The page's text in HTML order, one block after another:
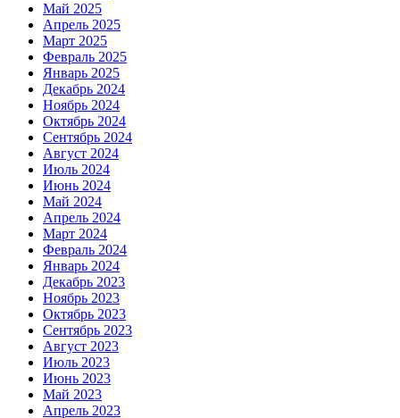
Май 2025
Апрель 2025
Март 2025
Февраль 2025
Январь 2025
Декабрь 2024
Ноябрь 2024
Октябрь 2024
Сентябрь 2024
Август 2024
Июль 2024
Июнь 2024
Май 2024
Апрель 2024
Март 2024
Февраль 2024
Январь 2024
Декабрь 2023
Ноябрь 2023
Октябрь 2023
Сентябрь 2023
Август 2023
Июль 2023
Июнь 2023
Май 2023
Апрель 2023